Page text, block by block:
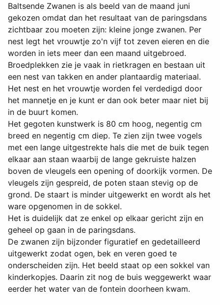
Baltsende Zwanen is als beeld van de maand juni
gekozen omdat dan het resultaat van de paringsdans
zichtbaar zou moeten zijn: kleine jonge zwanen. Per
nest legt het vrouwtje zo'n vijf tot zeven eieren en die
worden in iets meer dan een maand uitgebroed.
Broedplekken zie je vaak in rietkragen en bestaan uit
een nest van takken en ander plantaardig materiaal.
Het nest en het vrouwtje worden fel verdedigd door
het mannetje en je kunt er dan ook beter maar niet bij
in de buurt komen.
Het gegoten kunstwerk is 80 cm hoog, negentig cm
breed en negentig cm diep. Te zien zijn twee vogels
met een lange uitgestrekte hals die met de buik tegen
elkaar aan staan waarbij de lange gekruiste halzen
boven de vleugels een opening of doorkijk vormen. De
vleugels zijn gespreid, de poten staan stevig op de
grond. De staart is minder uitgewerkt en wordt als het
ware opgenomen in de sokkel.
Het is duidelijk dat ze enkel op elkaar gericht zijn en
geheel op gaan in de paringsdans.
De zwanen zijn bijzonder figuratief en gedetailleerd
uitgewerkt zodat ogen, bek en veren goed te
onderscheiden zijn. Het beeld staat op een sokkel van
kinderkopjes. Daarin zit nog de buis weggewerkt waar
eerder het water van de fontein doorheen kwam.